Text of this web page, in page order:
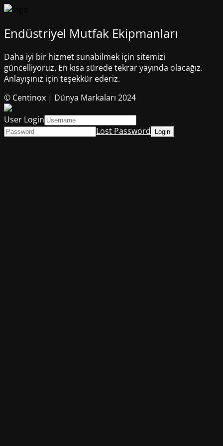
Endüstriyel Mutfak Ekipmanları
Daha iyi bir hizmet sunabilmek için sitemizi
güncelliyoruz. En kısa sürede tekrar yayında olacağız.
Anlayışınız için teşekkür ederiz.
© Centinox | Dünya Markaları 2024
User Login
Lost Password